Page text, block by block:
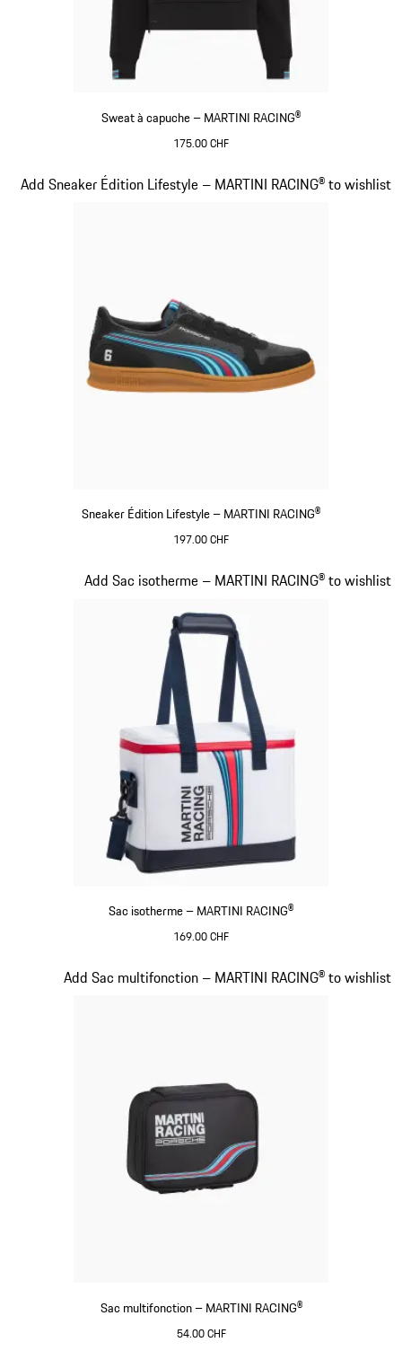
Sweat à capuche – MARTINI RACING®
175.00 CHF
Sneaker Édition Lifestyle – MARTINI RACING®
197.00 CHF
Add Sneaker Édition Lifestyle – MARTINI RACING® to wishlist
Diapositive 15 sur 20
Sac isotherme – MARTINI RACING®
169.00 CHF
Add Sac isotherme – MARTINI RACING® to wishlist
Diapositive 16 sur 20
Sac multifonction – MARTINI RACING®
54.00 CHF
Add Sac multifonction – MARTINI RACING® to wishlist
Diapositive 17 sur 20